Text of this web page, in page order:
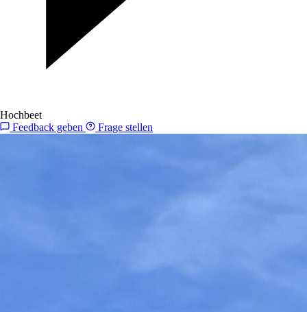
Hochbeet
Feedback geben
Frage stellen